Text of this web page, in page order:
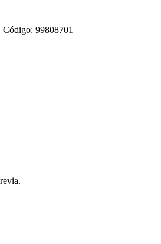
Código: 99808701